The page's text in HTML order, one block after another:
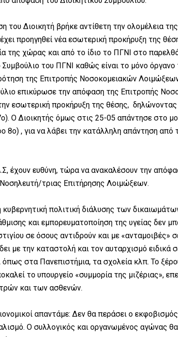
του Διοικητή βρήκε αντίθετη την ολομέλεια
προηγηθεί νέα εσωτερική προκήρυξη της
της χώρας και από το ίδιο το ΠΓΝΙ στο
Συμβούλιο του ΠΓΝΙ καθώς είναι το μόνο
της Επιτροπής Νοσοκομειακών
επικύρωσε την απόφαση της Επιτροπής
εσωτερική προκήρυξη της θέσης, δηλώνοντας
Ο Διοικητής όμως στις 25-05 απάντησε στο
8ο) , για να λάβει την κατάλληλη απάντηση από
έχουν ευθύνη, τώρα να ανακαλέσουν την
τριας Επιτήρησης Λοιμώξεων.
κυβερνητική πολιτική διάλυσης των
και εμπορευματοποίηση της υγείας δεν
σε όσους αντιδρούν και με «ανταμοιβές»
με την καταστολή και τον αυταρχισμό
όπως στα Πανεπιστήμια, τα σχολεία κλπ. Το
το υπουργείο «συμμορία της μιζέριας»,
και των ασθενών.
απαντάμε: Δεν θα περάσει ο
Ο συλλογικός και οργανωμένος αγώνας